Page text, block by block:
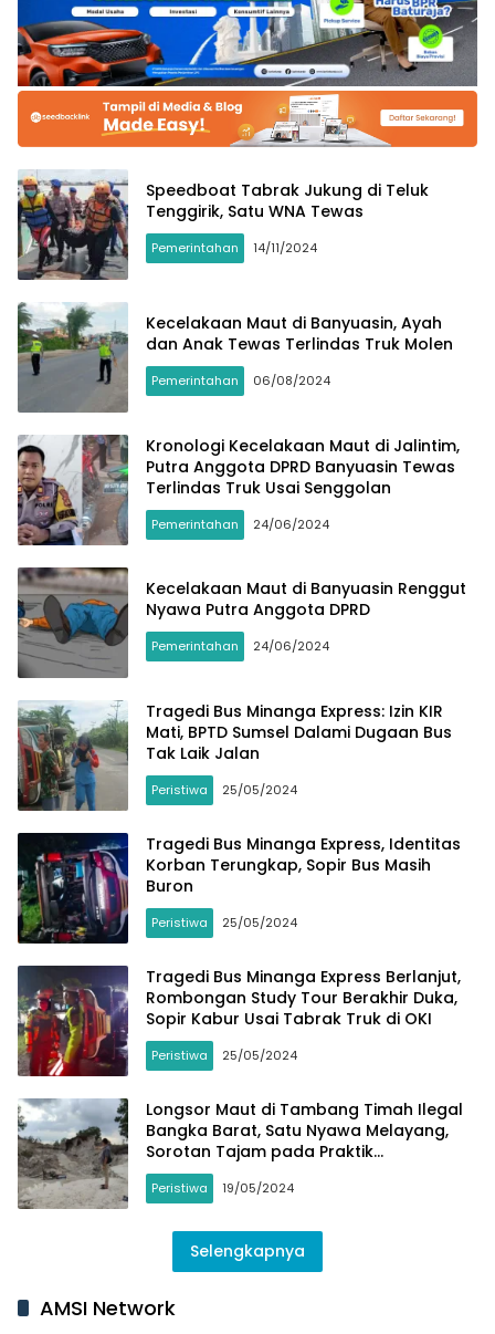
Speedboat Tabrak Jukung di Teluk
Tenggirik, Satu WNA Tewas
Pemerintahan 14/11/2024
Kecelakaan Maut di Banyuasin, Ayah
dan Anak Tewas Terlindas Truk Molen
Pemerintahan 06/08/2024
Kronologi Kecelakaan Maut di Jalintim,
Putra Anggota DPRD Banyuasin Tewas
Terlindas Truk Usai Senggolan
Pemerintahan 24/06/2024
Kecelakaan Maut di Banyuasin Renggut
Nyawa Putra Anggota DPRD
Pemerintahan 24/06/2024
Tragedi Bus Minanga Express: Izin KIR
Mati, BPTD Sumsel Dalami Dugaan Bus
Tak Laik Jalan
Peristiwa 25/05/2024
Tragedi Bus Minanga Express, Identitas
Korban Terungkap, Sopir Bus Masih
Buron
Peristiwa 25/05/2024
Tragedi Bus Minanga Express Berlanjut,
Rombongan Study Tour Berakhir Duka,
Sopir Kabur Usai Tabrak Truk di OKI
Peristiwa 25/05/2024
Longsor Maut di Tambang Timah Ilegal
Bangka Barat, Satu Nyawa Melayang,
Sorotan Tajam pada Praktik
Pertambangan Liar
Peristiwa 19/05/2024
Selengkapnya
AMSI Network